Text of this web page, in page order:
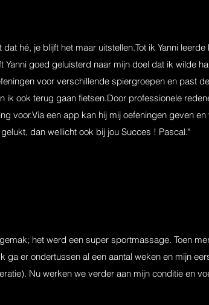
hé, je blijft het maar uitstellen.Tot ik Yanni
goed geluisterd naar mijn doel dat ik wilde
voor verschillende spiergroepen en past
ook terug gaan fietsen.Door professionele
voor.Via een app kan hij mij oefeningen geven
dan wellicht ook bij jou Succes ! Pascal."
het werd een super sportmassage. Toen
er ondertussen al een aantal weken en mijn
Nu werken we verder aan mijn conditie en